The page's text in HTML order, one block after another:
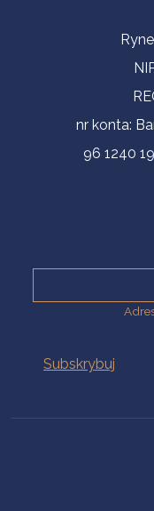
Informacje
nr konta:
96 1240